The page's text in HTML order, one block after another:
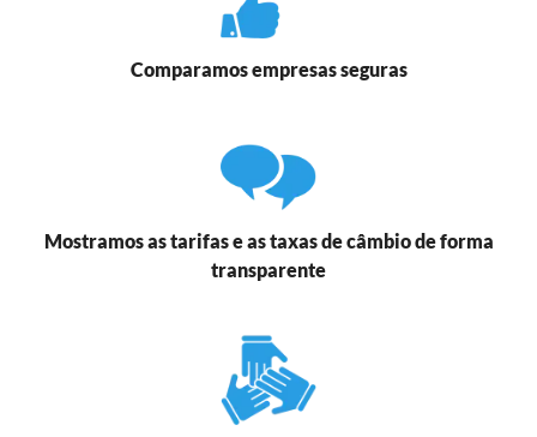
Comparamos empresas seguras
Mostramos as tarifas e as taxas de câmbio de forma
transparente